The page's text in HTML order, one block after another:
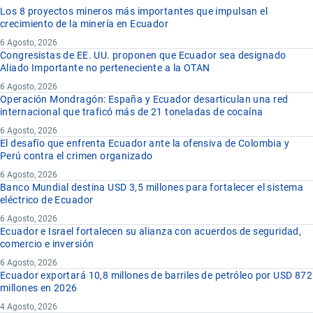
Los 8 proyectos mineros más importantes que impulsan el
crecimiento de la minería en Ecuador
6 Agosto, 2026
Congresistas de EE. UU. proponen que Ecuador sea designado
Aliado Importante no perteneciente a la OTAN
6 Agosto, 2026
Operación Mondragón: España y Ecuador desarticulan una red
internacional que traficó más de 21 toneladas de cocaína
6 Agosto, 2026
El desafío que enfrenta Ecuador ante la ofensiva de Colombia y
Perú contra el crimen organizado
6 Agosto, 2026
Banco Mundial destina USD 3,5 millones para fortalecer el sistema
eléctrico de Ecuador
6 Agosto, 2026
Ecuador e Israel fortalecen su alianza con acuerdos de seguridad,
comercio e inversión
6 Agosto, 2026
Ecuador exportará 10,8 millones de barriles de petróleo por USD 872
millones en 2026
4 Agosto, 2026